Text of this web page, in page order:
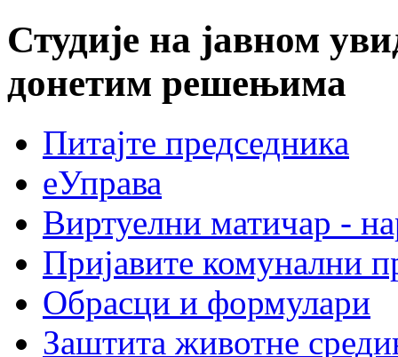
Студије на јавном
донетим решењима
Питајте председника
еУправа
Виртуелни матичар -
Пријавите комунални
Обрасци и формулари
Заштита животне